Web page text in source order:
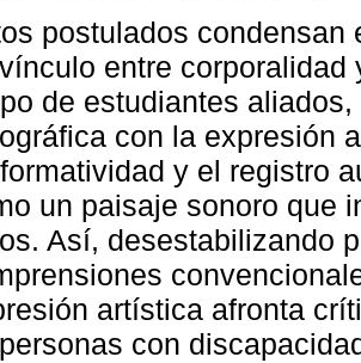
postulados
entre
de estudiantes
con la expresión
y el registro
un paisaje sonoro que
Así, desestabilizando
artística afronta
con